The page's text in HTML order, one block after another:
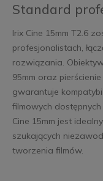
Standard
Irix Cine 15mm T2.6
profesjonalistach,
rozwiązania.
95mm oraz
gwarantuje
filmowych dostępnych
Cine 15mm jest
szukających
tworzenia filmów.